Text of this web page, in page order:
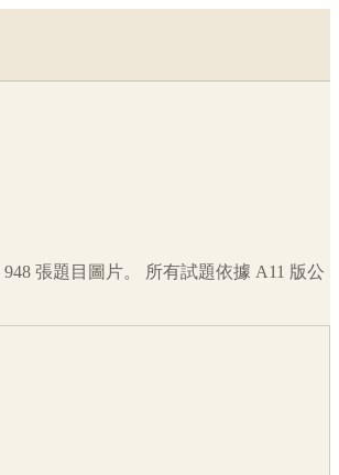
948 張題目圖片。 所有試題依據 A11 版公